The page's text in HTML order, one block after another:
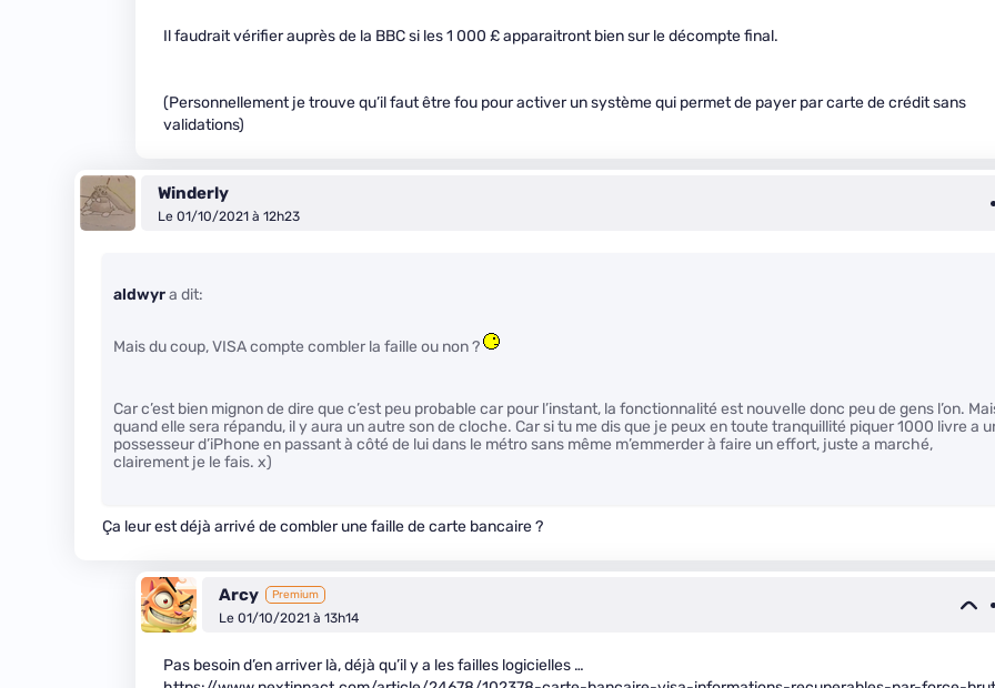
Il faudrait vérifier auprès de la BBC si les 1 000 £ apparaitront bien sur le décompte final.
(Personnellement je trouve qu’il faut être fou pour activer un système qui permet de payer par carte de crédit sans
validations)
Winderly
Le 01/10/2021 à 12h23
aldwyra dit:
Mais du coup, VISA compte combler la faille ou non ?
Car c’est bien mignon de dire que c’est peu probable car pour l’instant, la fonctionnalité est nouvelle donc peu de gens l’on.
quand elle sera répandu, il y aura un autre son de cloche. Car si tu me dis que je peux en toute tranquillité piquer 1000 livre a
possesseur d’iPhone en passant à côté de lui dans le métro sans même m’emmerder à faire un effort, juste a marché,
clairement je le fais. x)
Ça leur est déjà arrivé de combler une faille de carte bancaire ?
Arcy Premium
Le 01/10/2021 à 13h14
Pas besoin d’en arriver là, déjà qu’il y a les failles logicielles …